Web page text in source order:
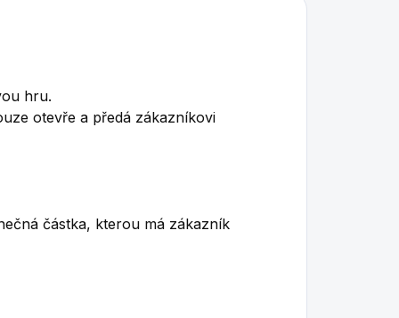
hru.
otevře a předá zákazníkovi
částka, kterou má zákazník